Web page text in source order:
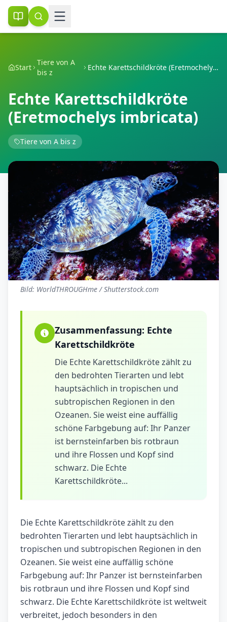
Start
Tiere von A
bis z
Echte Karettschildkröte (Eretmochelys imbricata)
Echte Karettschildkröte
(Eretmochelys imbricata)
Tiere von A bis z
Bild: WorldTHROUGHme / Shutterstock.com
Zusammenfassung: Echte
Karettschildkröte
Die Echte Karettschildkröte zählt zu
den bedrohten Tierarten und lebt
hauptsächlich in tropischen und
subtropischen Regionen in den
Ozeanen. Sie weist eine auffällig
schöne Farbgebung auf: Ihr Panzer
ist bernsteinfarben bis rotbraun
und ihre Flossen und Kopf sind
schwarz. Die Echte
Karettschildkröte...
Die Echte Karettschildkröte zählt zu den
bedrohten Tierarten und lebt hauptsächlich in
tropischen und subtropischen Regionen in den
Ozeanen. Sie weist eine auffällig schöne
Farbgebung auf: Ihr Panzer ist bernsteinfarben
bis rotbraun und ihre Flossen und Kopf sind
schwarz. Die Echte Karettschildkröte ist weltweit
verbreitet, jedoch besonders in den